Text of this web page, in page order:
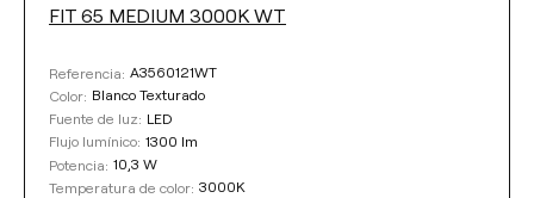
FIT 65 MEDIUM 3000K WT
Referencia: A3560121WT
Color: Blanco Texturado
Fuente de luz: LED
Flujo lumínico: 1300 lm
Potencia: 10,3 W
Temperatura de color: 3000K